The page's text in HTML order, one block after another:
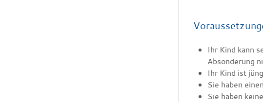
Ihr Kind kann
Absonderung
Ihr Kind ist
Sie haben
Sie haben